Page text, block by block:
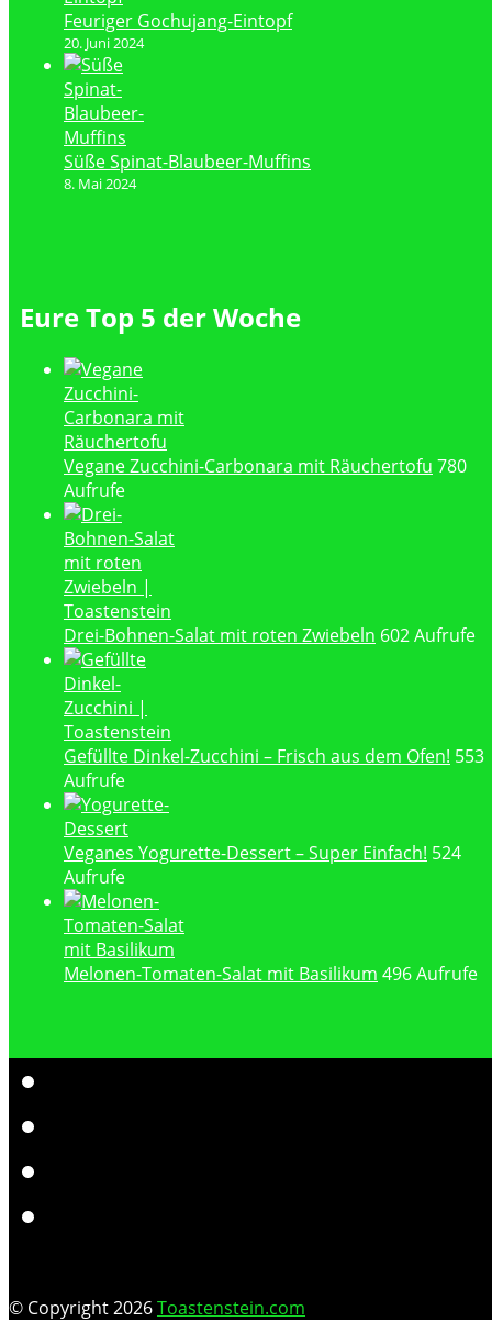
Feuriger Gochujang-Eintopf
20. Juni 2024
Süße Spinat-Blaubeer-Muffins
8. Mai 2024
Eure Top 5 der Woche
Vegane Zucchini-Carbonara mit Räuchertofu 780
Aufrufe
Drei-Bohnen-Salat mit roten Zwiebeln 602 Aufrufe
Gefüllte Dinkel-Zucchini – Frisch aus dem Ofen! 553
Aufrufe
Veganes Yogurette-Dessert – Super Einfach! 524
Aufrufe
Melonen-Tomaten-Salat mit Basilikum 496 Aufrufe
© Copyright 2026Toastenstein.com